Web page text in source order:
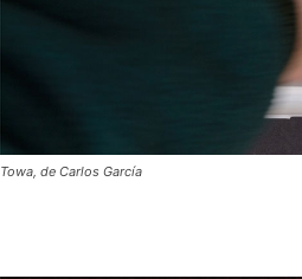
Towa, de Carlos García